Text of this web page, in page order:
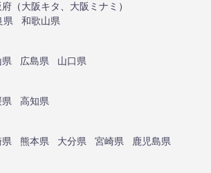
府 （大阪キタ 大阪ミナミ ）
県
和歌山県
広島県
山口県
高知県
熊本県 大分県 宮崎県
鹿児島県